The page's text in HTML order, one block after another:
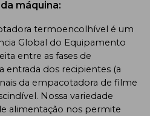
máquina:
termoencolhível é um
Global do Equipamento
entre as fases de
entrada dos recipientes (a
da empacotadora de filme
Nossa variedade
alimentação nos permite